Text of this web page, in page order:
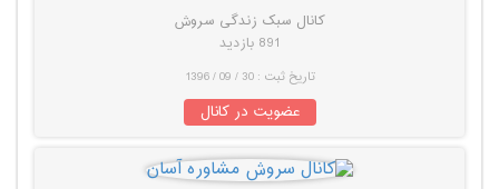
کانال سبک زندگی سروش
891 بازدید
تاریخ ثبت : 30 / 09 / 1396
عضویت در کانال